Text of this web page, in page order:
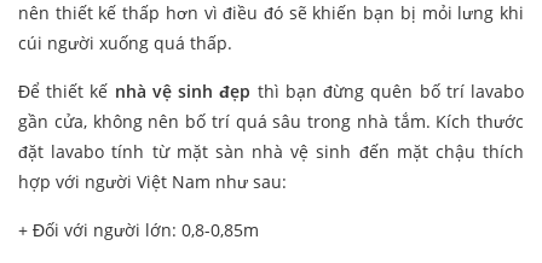
nên thiết kế thấp hơn vì điều đó sẽ khiến bạn bị mỏi lưng khi
cúi người xuống quá thấp.
Để thiết kế nhà vệ sinh đẹp thì bạn đừng quên bố trí lavabo
gần cửa, không nên bố trí quá sâu trong nhà tắm. Kích thước
đặt lavabo tính từ mặt sàn nhà vệ sinh đến mặt chậu thích
hợp với người Việt Nam như sau:
+ Đối với người lớn: 0,8-0,85m